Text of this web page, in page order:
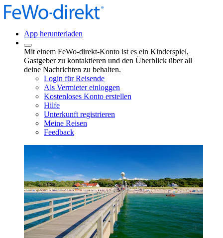
App herunterladen
Mit einem FeWo-direkt-Konto ist es ein Kinderspiel,
Gastgeber zu kontaktieren und den Überblick über all
deine Nachrichten zu behalten.
Login für Reisende
Als Vermieter einloggen
Kostenloses Konto erstellen
Hilfe
Unterkunft registrieren
Meine Reisen
Feedback